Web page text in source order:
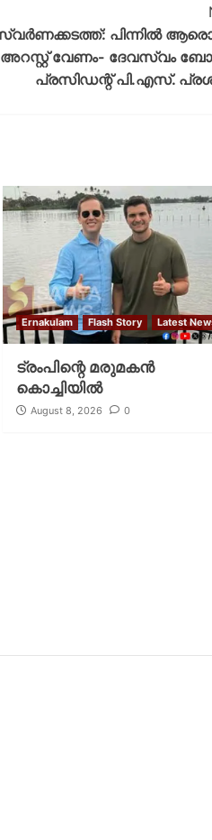
പിന്നിൽ
അറസ്റ്റ് വേണം- ദേവസ്വം
പ്രസിഡന്റ് പി.എസ്.
Ernakulam Flash Story Latest
ട്രംപിന്റെ മരുമകന്‍
കൊച്ചിയില്‍
August 8, 2026 0